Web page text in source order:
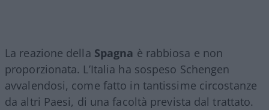
La reazione della Spagna è rabbiosa e non
proporzionata. L’Italia ha sospeso Schengen
avvalendosi, come fatto in tantissime circostanze
da altri Paesi, di una facoltà prevista dal trattato.